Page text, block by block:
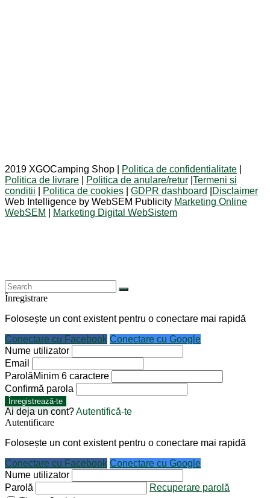
2019 XGOCamping Shop | Politica de confidentialitate
Politica de livrare
Politica de anulare/retur Termeni si
conditii
Politica de cookies GDPR dashboard
Disclaimer
Web Intelligence by WebSEM Publicity Marketing Online
WebSEM
Marketing Digital WebSistem
Înregistrare
Folosește un cont existent pentru o conectare mai rapidă
Conectare cu Facebook Conectare cu Google
Nume utilizator
Email
ParolăMinim 6 caractere
Confirmă parola
Înregistrează-te
Ai deja un cont?Autentifică-te
Autentificare
Folosește un cont existent pentru o conectare mai rapidă
Conectare cu Facebook Conectare cu Google
Nume utilizator
Parolă
Recuperare parolă